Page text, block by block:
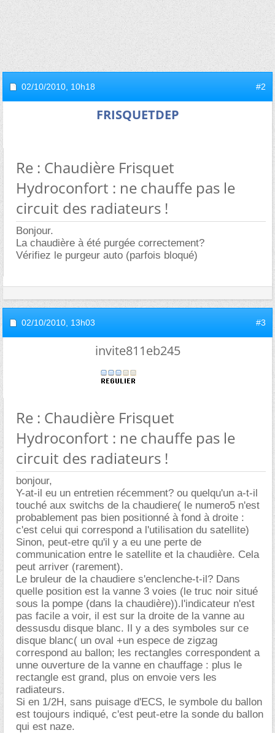
02/10/2010, 10h18 #2
FRISQUETDEP
Re : Chaudière Frisquet
Hydroconfort : ne chauffe pas le
circuit des radiateurs !
Bonjour.
La chaudière à été purgée correctement?
Vérifiez le purgeur auto (parfois bloqué)
02/10/2010, 13h03 #3
invite811eb245
Re : Chaudière Frisquet
Hydroconfort : ne chauffe pas le
circuit des radiateurs !
bonjour,
Y-at-il eu un entretien récemment? ou quelqu'un a-t-il
touché aux switchs de la chaudiere( le numero5 n'est
probablement pas bien positionné à fond à droite :
c'est celui qui correspond a l'utilisation du satellite)
Sinon, peut-etre qu'il y a eu une perte de
communication entre le satellite et la chaudière. Cela
peut arriver (rarement).
Le bruleur de la chaudiere s'enclenche-t-il? Dans
quelle position est la vanne 3 voies (le truc noir situé
sous la pompe (dans la chaudière)).l'indicateur n'est
pas facile a voir, il est sur la droite de la vanne au
dessusdu disque blanc. Il y a des symboles sur ce
disque blanc( un oval +un espece de zigzag
correspond au ballon; les rectangles correspondent a
unne ouverture de la vanne en chauffage : plus le
rectangle est grand, plus on envoie vers les
radiateurs.
Si en 1/2H, sans puisage d'ECS, le symbole du ballon
est toujours indiqué, c'est peut-etre la sonde du ballon
qui est naze.